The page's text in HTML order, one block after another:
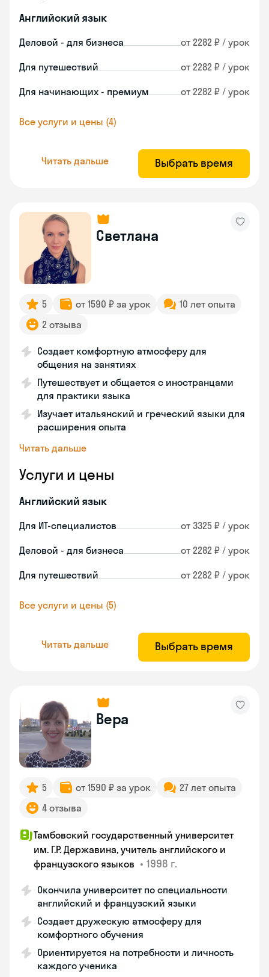
Английский язык
Деловой - для бизнеса от 2282 ₽ / урок
Для путешествий от 2282 ₽ / урок
Для начинающих - премиум от 2282 ₽ / урок
Все услуги и цены (4)
Читать дальше Выбрать время
Светлана
5 от 1590 ₽ за урок
10 лет опыта
2 отзыва
Создает комфортную атмосферу для
общения на занятиях
Путешествует и общается с иностранцами
для практики языка
Изучает итальянский и греческий языки для
расширения опыта
Читать дальше
Услуги и цены
Английский язык
Для ИТ-специалистов от 3325 ₽ / урок
Деловой - для бизнеса от 2282 ₽ / урок
Для путешествий от 2282 ₽ / урок
Все услуги и цены (5)
Читать дальше Выбрать время
Вера
5 от 1590 ₽ за урок
27 лет опыта
4 отзыва
Тамбовский государственный университет
им. Г.Р. Державина, учитель английского и
французского языков • 1998 г.
Окончила университет по специальности
английский и французский языки
Создает дружескую атмосферу для
комфортного обучения
Ориентируется на потребности и личность
каждого ученика